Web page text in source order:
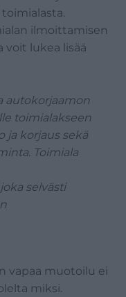
ilmoittamisen
voit lukea lisää
autokorjaamon
toimialakseen
ja korjaus sekä
Toimiala
selvästi
vapaa muotoilu ei
miksi.